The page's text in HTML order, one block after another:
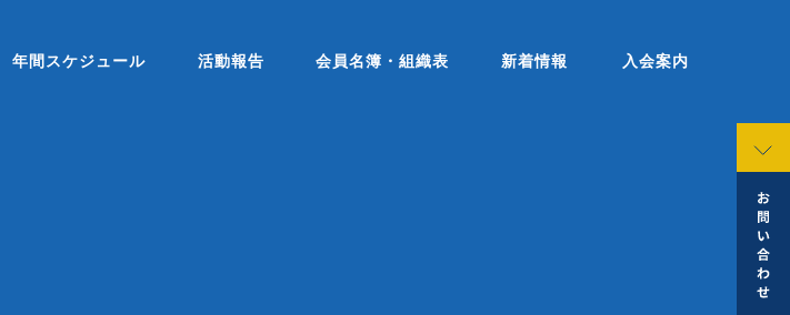
年間スケジュール 活動報告 会員名簿・組織表 新着情報 入会案内